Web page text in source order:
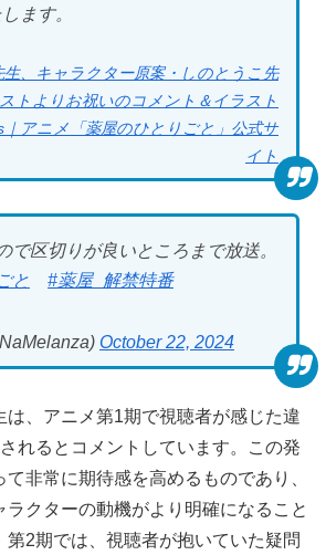
ます。
生、キャラクター原案・しのとうこ先
トよりお祝いのコメント＆イラスト
｜アニメ「薬屋のひとりごと」公式サ
イト
で区切りが良いところまで放送。
と
#薬屋_解禁特番
October 22, 2024
は、アニメ第1期で視聴者が感じた違
れるとコメントしています。この発
非常に期待感を高めるものであり、
クターの動機がより明確になること
第2期では、視聴者が抱いていた疑問